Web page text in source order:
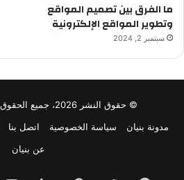
ما الفرق بين تصميم المواقع
وتطوير المواقع الإلكترونية
سبتمبر 2, 2024
© حقوق النشر 2026، جميع الحقوق محفوظة لمجلة بنيان
مدونة بنيان
سياسة الخصوصية اتصل بنا
عن بنيان